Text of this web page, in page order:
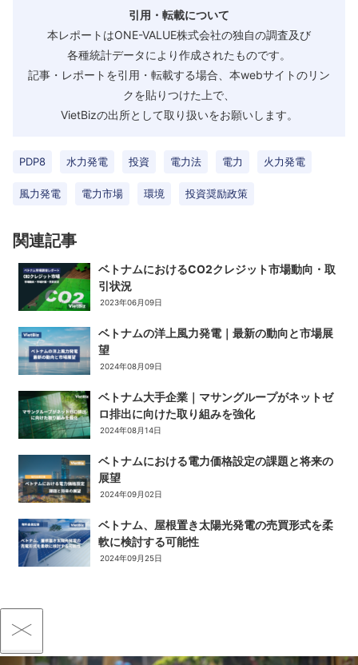
引用・転載について
本レポートはONE-VALUE株式会社の独自の調査及び
各種統計データにより作成されたものです。
記事・レポートを引用・転載する場合、本webサイトのリン
クを貼りつけた上で、
VietBizの出所として取り扱いをお願いします。
PDP8 水力発電 投資 電力法 電力 火力発電
風力発電 電力市場 環境 投資奨励政策
関連記事
ベトナムにおけるCO2クレジット市場動向・取
引状況​
2023年06月09日
ベトナムの洋上風力発電｜最新の動向と市場展
望
2024年08月09日
ベトナム大手企業｜マサングループがネットゼ
ロ排出に向けた取り組みを強化
2024年08月14日
ベトナムにおける電力価格設定の課題と将来の
展望
2024年09月02日
ベトナム、屋根置き太陽光発電の売買形式を柔
軟に検討する可能性
2024年09月25日